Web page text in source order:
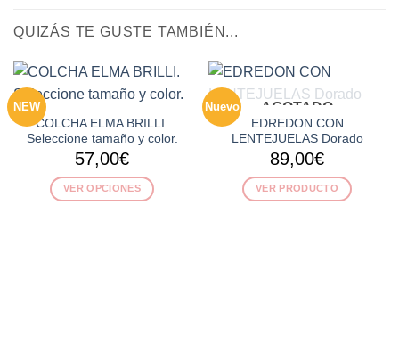
QUIZÁS TE GUSTE TAMBIÉN...
NEW
COLCHA ELMA BRILLI.
Seleccione tamaño y color.
57,00€
VER OPCIONES
Nuevo AGOTADO
EDREDON CON
LENTEJUELAS Dorado
89,00€
VER PRODUCTO